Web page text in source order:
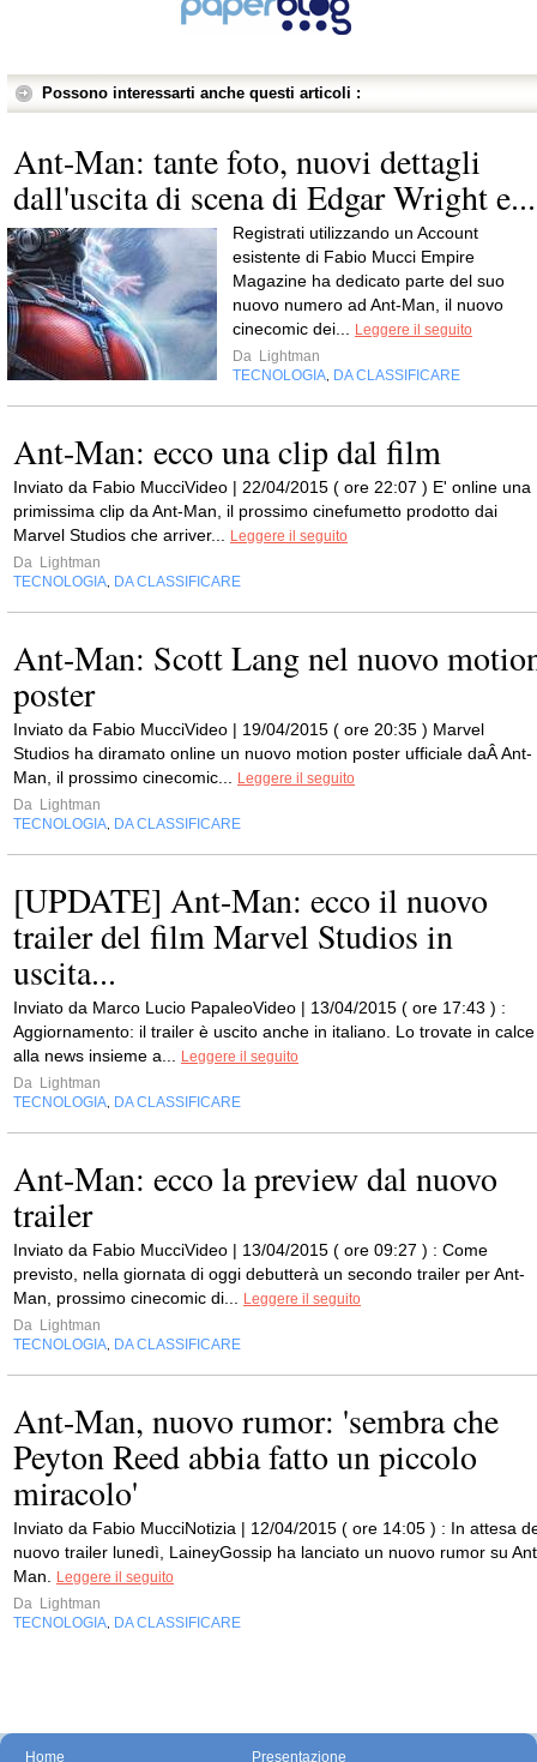
Possono interessarti anche questi articoli :
Ant-Man: tante foto, nuovi dettagli
dall'uscita di scena di Edgar Wright e...
Registrati utilizzando un Account
esistente di Fabio Mucci Empire
Magazine ha dedicato parte del suo
nuovo numero ad Ant-Man, il nuovo
cinecomic dei...
Leggere il seguito
Da Lightman
TECNOLOGIA DA CLASSIFICARE
Ant-Man: ecco una clip dal film
Inviato da Fabio MucciVideo | 22/04/2015 ( ore 22:07 ) E' online una
primissima clip da Ant-Man, il prossimo cinefumetto prodotto dai
Marvel Studios che arriver...
Leggere il seguito
Da Lightman
TECNOLOGIA DA CLASSIFICARE
Ant-Man: Scott Lang nel nuovo
poster
Inviato da Fabio MucciVideo | 19/04/2015 ( ore 20:35 ) Marvel
Studios ha diramato online un nuovo motion poster ufficiale daÂ Ant-
Man, il prossimo cinecomic...
Leggere il seguito
Da Lightman
TECNOLOGIA DA CLASSIFICARE
[UPDATE] Ant-Man: ecco il nuovo
trailer del film Marvel Studios in
uscita...
Inviato da Marco Lucio PapaleoVideo | 13/04/2015 ( ore 17:43 ) :
Aggiornamento: il trailer è uscito anche in italiano. Lo trovate in calce
alla news insieme a...
Leggere il seguito
Da Lightman
TECNOLOGIA DA CLASSIFICARE
Ant-Man: ecco la preview dal nuovo
trailer
Inviato da Fabio MucciVideo | 13/04/2015 ( ore 09:27 ) : Come
previsto, nella giornata di oggi debutterà un secondo trailer per Ant-
Man, prossimo cinecomic di...
Leggere il seguito
Da Lightman
TECNOLOGIA DA CLASSIFICARE
Ant-Man, nuovo rumor: 'sembra che
Peyton Reed abbia fatto un piccolo
miracolo'
Inviato da Fabio MucciNotizia | 12/04/2015 ( ore 14:05 ) : In attesa
nuovo trailer lunedì, LaineyGossip ha lanciato un nuovo rumor su
Man.
Leggere il seguito
Da Lightman
TECNOLOGIA DA CLASSIFICARE
Home Presentazione